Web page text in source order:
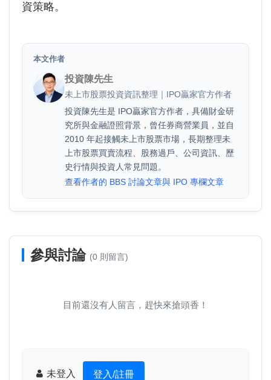
資策略。
本文作者
投資陳先生
未上市股票投資資訊整理｜IPO贏家官方作者
投資陳先生是 IPO贏家官方作者，具備財金研
究所與金融證照背景，曾任券商營業員，並自
2010 年起接觸未上市股票市場，長期整理未
上市股票買賣流程、股務過戶、公司資訊、歷
史行情與投資人常見問題。
查看作者的 BBS 討論文章與 IPO 專欄文章
參與討論 (0 則留言)
目前還沒有人留言，趕快來搶頭香！
未登入 登入/註冊